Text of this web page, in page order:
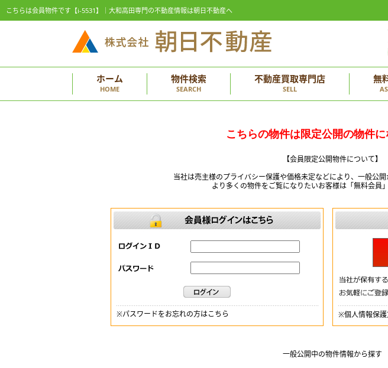
こちらは会員物件です【i-5531】｜大和高田専門の不動産情報は朝日不動産へ
ホーム
HOME
物件検索
SEARCH
不動産買取専門店
SELL
無
こちらの物件は限定公開の物件に
【会員限定公開物件について】
当社は売主様のプライバシー保護や価格未定などにより、一般公開
より多くの物件をご覧になりたいお客様は「無料会員
※パスワードをお忘れの方はこちら ※個人情報保
一般公開中の物件情報から探す